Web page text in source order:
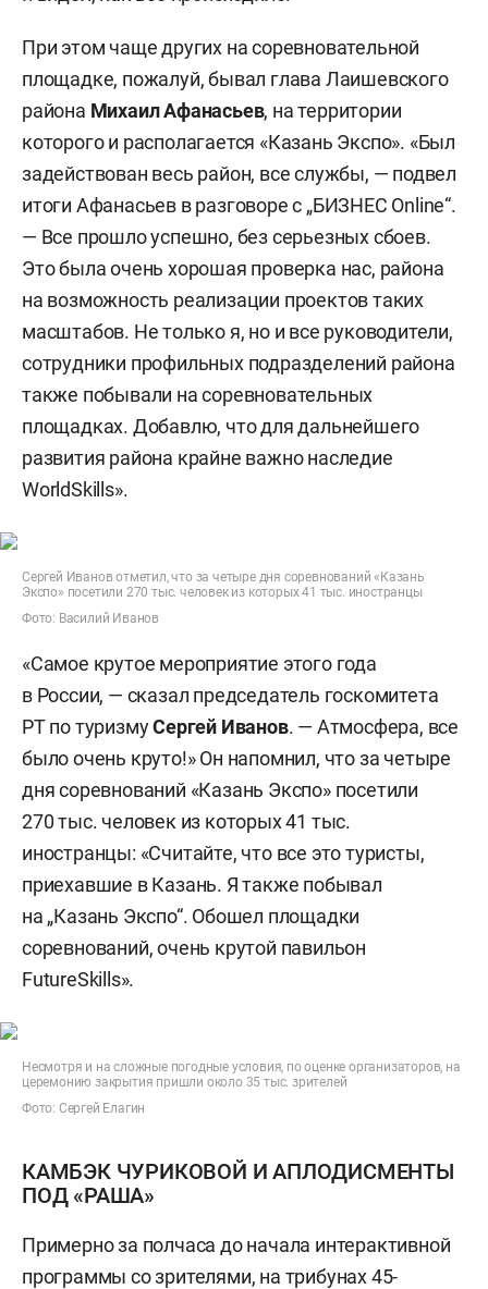
При этом чаще других на соревновательной
площадке, пожалуй, бывал глава Лаишевского
района Михаил Афанасьев, на территории
которого и располагается «Казань Экспо». «Был
задействован весь район, все службы, — подвел
итоги Афанасьев в разговоре с „БИЗНЕС Online“.
— Все прошло успешно, без серьезных сбоев.
Это была очень хорошая проверка нас, района
на возможность реализации проектов таких
масштабов. Не только я, но и все руководители,
сотрудники профильных подразделений района
также побывали на соревновательных
площадках. Добавлю, что для дальнейшего
развития района крайне важно наследие
WorldSkills».
Сергей Иванов отметил, что за четыре дня соревнований «Казань
Экспо» посетили 270 тыс. человек из которых 41 тыс. иностранцы
Фото: Василий Иванов
«Самое крутое мероприятие этого года
в России, — сказал председатель госкомитета
РТ по туризмуСергей Иванов. — Атмосфера, все
было очень круто!» Он напомнил, что за четыре
дня соревнований «Казань Экспо» посетили
270 тыс. человек из которых 41 тыс.
иностранцы: «Считайте, что все это туристы,
приехавшие в Казань. Я также побывал
на „Казань Экспо“. Обошел площадки
соревнований, очень крутой павильон
FutureSkills».
Несмотря и на сложные погодные условия, по оценке организаторов, на
церемонию закрытия пришли около 35 тыс. зрителей
Фото: Сергей Елагин
КАМБЭК ЧУРИКОВОЙ И АПЛОДИСМЕНТЫ
ПОД «РАША»
Примерно за полчаса до начала интерактивной
программы со зрителями, на трибунах 45-